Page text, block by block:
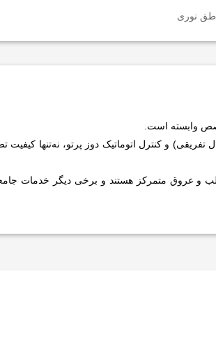
نوری
وابسته است.
تفریقی) و کنترل اتوماتیک دوز پرتو، نه‌تنها کیفیت
و عروق متمرکز هستند و برخی دیگر خدمات